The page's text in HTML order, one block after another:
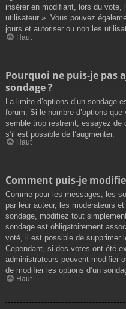
insérer en modifiant, lors du vote,
utilisateur ». Vous pouvez
jours et autoriser ou non les
Haut
Pourquoi ne puis-je pas
sondage ?
La limite d’options d’un
forum. Si le nombre d’options
semble trop restreint, essayez de
s’il est possible de l’augmenter.
Haut
Comment puis-je
Comme pour les messages, les
par leur auteur, les modérateurs
sondage, modifiez tout
sondage est obligatoirement
voté, il est possible de supprimer
Cependant, si des votes ont été
administrateurs peuvent modifier
de modifier les options d’un
Haut